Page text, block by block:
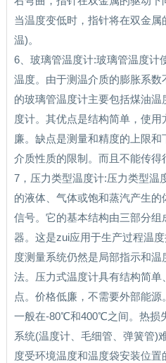
当温度变低时，指针将在双金
温)。
6、玻璃管温度计:玻璃管温度计
温度。由于测温介质的膨胀系
的玻璃管温度计主要包括煤油
度计。其优点是结构简单，使
廉。缺点是测量和精度的上限
介质性质的限制。而且不能传得
7，压力类型温度计:压力类型温
的液体、气体或饱和蒸汽产生
信号。它的基本结构由三部分
器。这是zui应用于生产过程温
度测量系统仍然是局部指示和
法。压力式温度计具有结构简
点。价格低廉，不需要外部能源
一般在-80℃和400℃之间。热损
系统(温度计、毛细管、弹簧管)
度受环境温度和温度袋安装位置